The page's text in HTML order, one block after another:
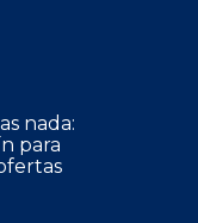
nada:
para